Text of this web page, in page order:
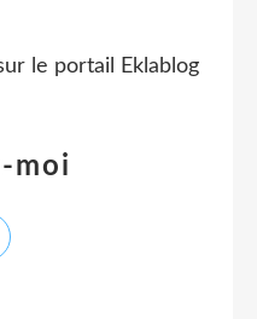
moi
le portail Eklablog